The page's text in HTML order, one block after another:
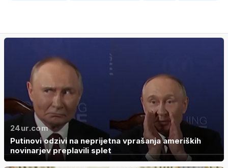
24ur.com
Putinovi odzivi na neprijetna vprašanja ameriških
novinarjev preplavili splet